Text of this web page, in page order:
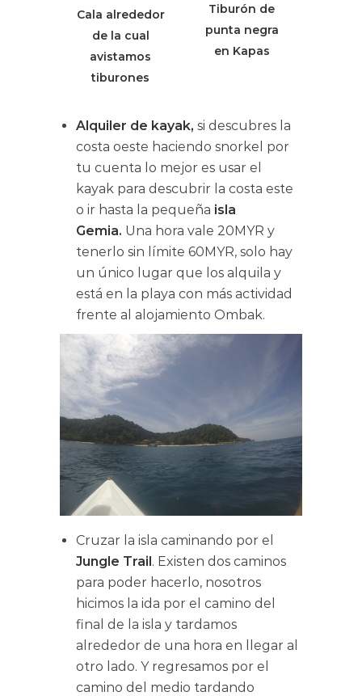
Cala alrededor
de la cual
avistamos
tiburones
Tiburón de
punta negra
en Kapas
Alquiler de kayak, si descubres la
costa oeste haciendo snorkel por
tu cuenta lo mejor es usar el
kayak para descubrir la costa este
o ir hasta la pequeña isla
Gemia. Una hora vale 20MYR y
tenerlo sin límite 60MYR, solo hay
un único lugar que los alquila y
está en la playa con más actividad
frente al alojamiento Ombak.
Cruzar la isla caminando por el
Jungle Trail. Existen dos caminos
para poder hacerlo, nosotros
hicimos la ida por el camino del
final de la isla y tardamos
alrededor de una hora en llegar al
otro lado. Y regresamos por el
camino del medio tardando